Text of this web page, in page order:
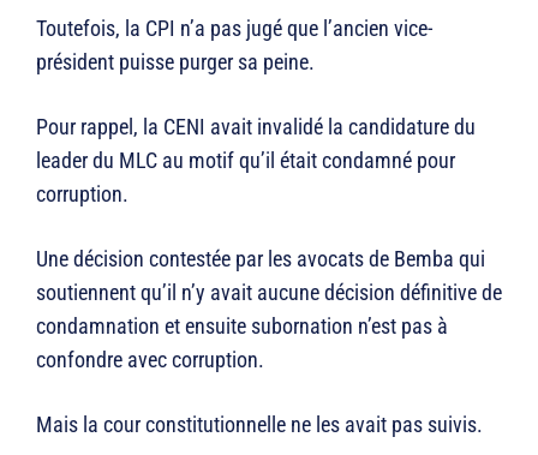
Toutefois, la CPI n’a pas jugé que l’ancien vice-
président puisse purger sa peine.
Pour rappel, la CENI avait invalidé la candidature du
leader du MLC au motif qu’il était condamné pour
corruption.
Une décision contestée par les avocats de Bemba qui
soutiennent qu’il n’y avait aucune décision définitive de
condamnation et ensuite subornation n’est pas à
confondre avec corruption.
Mais la cour constitutionnelle ne les avait pas suivis.